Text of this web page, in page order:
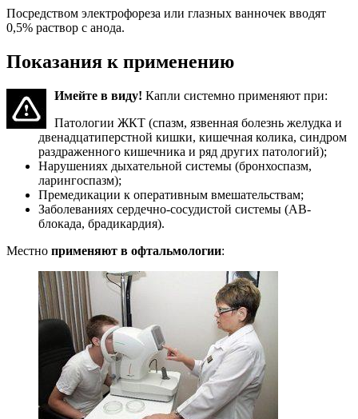
Посредством электрофореза или глазных ванночек вводят
0,5% раствор с анода.
Показания к применению
Имейте в виду! Капли системно применяют при:
Патологии ЖКТ (спазм, язвенная болезнь желудка и
двенадцатиперстной кишки, кишечная колика, синдром
раздраженного кишечника и ряд других патологий);
Нарушениях дыхательной системы (бронхоспазм,
ларингоспазм);
Премедикации к оперативным вмешательствам;
Заболеваниях сердечно-сосудистой системы (АВ-
блокада, брадикардия).
Местно применяют в офтальмологии: